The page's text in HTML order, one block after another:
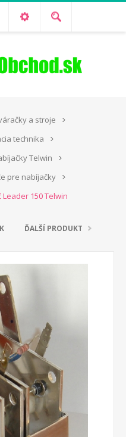
a stroje
technika
Telwin
pre nabíjačky
150 Telwin
ĎALŠÍ PRODUKT